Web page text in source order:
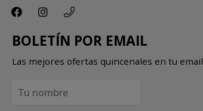
BOLETÍN POR EMAIL
Las mejores ofertas quincenales en tu email